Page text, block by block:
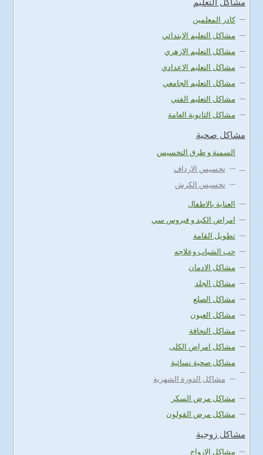
مشاكل التعليم
كادر المعلمين
مشاكل التعليم الابتدائي
مشاكل التعليم الازهري
مشاكل التعليم الاعدادي
مشاكل التعليم الجامعي
مشاكل التعليم الفني
مشاكل الثانوية العامة
مشاكل صحية
السمنة و طرق التخسيس
تخسيس الارداف
تخسيس الكرش
العناية بالاطفال
امراض الكبد و فيروس سي
تطويل القامة
حب الشباب وعلاجه
مشاكل الادمان
مشاكل الجلد
مشاكل الصلع
مشاكل العيون
مشاكل النحافة
مشاكل امراض الكلى
مشاكل صحية نسائية
مشاكل الدورة الشهرية
مشاكل مرض السكر
مشاكل مرض القولون
مشاكل زوجية
مشاكل الازواج